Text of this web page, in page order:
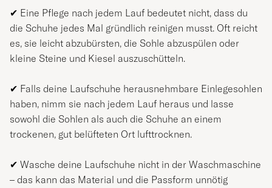
✔ Eine Pflege nach jedem Lauf bedeutet nicht, dass du
die Schuhe jedes Mal gründlich reinigen musst. Oft reicht
es, sie leicht abzubürsten, die Sohle abzuspülen oder
kleine Steine und Kiesel auszuschütteln.
✔ Falls deine Laufschuhe herausnehmbare Einlegesohlen
haben, nimm sie nach jedem Lauf heraus und lasse
sowohl die Sohlen als auch die Schuhe an einem
trockenen, gut belüfteten Ort lufttrocknen.
✔ Wasche deine Laufschuhe nicht in der Waschmaschine
– das kann das Material und die Passform unnötig